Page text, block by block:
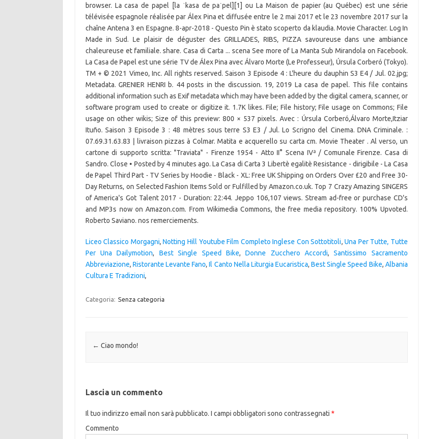
browser. La casa de papel [la ˈkasa de paˈpel][1] ou La Maison de papier (au Québec) est une série
télévisée espagnole réalisée par Álex Pina et diffusée entre le 2 mai 2017 et le 23 novembre 2017 sur la
chaîne Antena 3 en Espagne. 8-apr-2018 - Questo Pin è stato scoperto da klaudia. Movie Character. Log In
Made in Sud. Le plaisir de déguster des GRILLADES, RIBS, PIZZA savoureuse dans une ambiance
chaleureuse et familiale. share. Casa di Carta ... scena See more of La Manta Sub Mirandola on Facebook.
La Casa de Papel est une série TV de Álex Pina avec Álvaro Morte (Le Professeur), Úrsula Corberó (Tokyo).
TM + © 2021 Vimeo, Inc. All rights reserved. Saison 3 Episode 4 : L'heure du dauphin S3 E4 / Jul. 02.jpg;
Metadata. GRENIER HENRI b. 44 posts in the discussion. 19, 2019 La casa de papel. This file contains
additional information such as Exif metadata which may have been added by the digital camera, scanner, or
software program used to create or digitize it. 1.7K likes. File; File history; File usage on Commons; File
usage on other wikis; Size of this preview: 800 × 537 pixels. Avec : Úrsula Corberó,Álvaro Morte,Itziar
Ituño. Saison 3 Episode 3 : 48 mètres sous terre S3 E3 / Jul. Lo Scrigno del Cinema. DNA Criminale. :
07.69.31.63.83 | livraison pizzas à Colmar. Matita e acquerello su carta cm. Movie Theater . Al verso, un
cartone di supporto scritta: "Traviata" - Firenze 1954 - Atto II° Scena IVª / Comunale Firenze. Casa di
Sandro. Close • Posted by 4 minutes ago. La Casa di Carta 3 Libertè egalitè Resistance - dirigibile - La Casa
de Papel Third Part - TV Series by Hoodie - Black - XL: Free UK Shipping on Orders Over £20 and Free 30-
Day Returns, on Selected Fashion Items Sold or Fulfilled by Amazon.co.uk. Top 7 Crazy Amazing SINGERS
of America's Got Talent 2017 - Duration: 22:44. Jeppo 106,107 views. Stream ad-free or purchase CD's
and MP3s now on Amazon.com. From Wikimedia Commons, the free media repository. 100% Upvoted.
Roberto Saviano. nos remerciements.
Liceo Classico Morgagni,Notting Hill Youtube Film Completo Inglese Con Sottotitoli,Una Per Tutte, Tutte
Per Una Dailymotion, Best Single Speed Bike,Donne Zucchero Accordi,Santissimo Sacramento
Abbreviazione, Ristorante Levante Fano,Il Canto Nella Liturgia Eucaristica,Best Single Speed Bike, Albania
Cultura E Tradizioni,
Categoria: Senza categoria
Navigazione articolo
← Ciao mondo!
Lascia un commento
Il tuo indirizzo email non sarà pubblicato. I campi obbligatori sono contrassegnati *
Commento